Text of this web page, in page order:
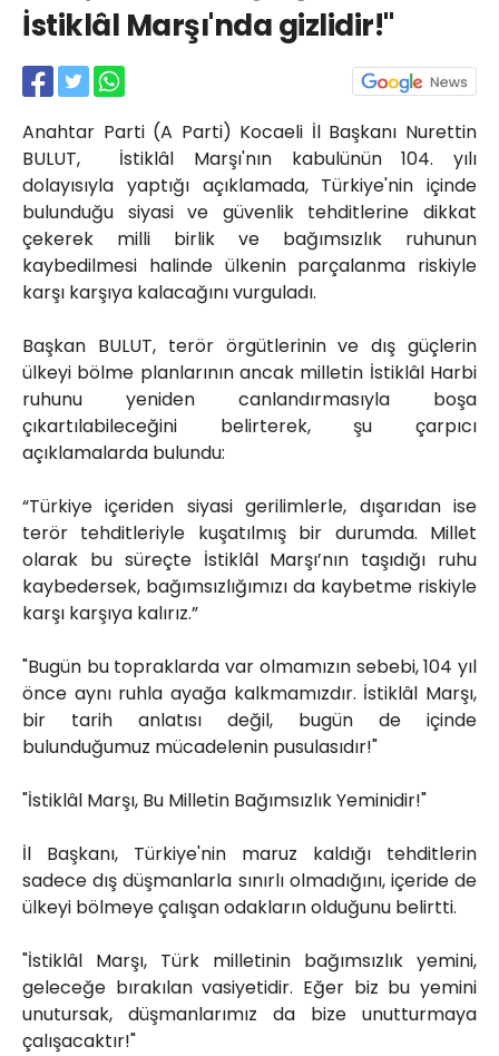
İstiklâl Marşı'nda gizlidir!"
Anahtar Parti (A Parti) Kocaeli İl Başkanı Nurettin
BULUT, İstiklâl Marşı'nın kabulünün 104. yılı
dolayısıyla yaptığı açıklamada, Türkiye'nin içinde
bulunduğu siyasi ve güvenlik tehditlerine dikkat
çekerek milli birlik ve bağımsızlık ruhunun
kaybedilmesi halinde ülkenin parçalanma riskiyle
karşı karşıya kalacağını vurguladı.
Başkan BULUT, terör örgütlerinin ve dış güçlerin
ülkeyi bölme planlarının ancak milletin İstiklâl Harbi
ruhunu yeniden canlandırmasıyla boşa
çıkartılabileceğini belirterek, şu çarpıcı
açıklamalarda bulundu:
“Türkiye içeriden siyasi gerilimlerle, dışarıdan ise
terör tehditleriyle kuşatılmış bir durumda. Millet
olarak bu süreçte İstiklâl Marşı’nın taşıdığı ruhu
kaybedersek, bağımsızlığımızı da kaybetme riskiyle
karşı karşıya kalırız.”
"Bugün bu topraklarda var olmamızın sebebi, 104 yıl
önce aynı ruhla ayağa kalkmamızdır. İstiklâl Marşı,
bir tarih anlatısı değil, bugün de içinde
bulunduğumuz mücadelenin pusulasıdır!"
"İstiklâl Marşı, Bu Milletin Bağımsızlık Yeminidir!"
İl Başkanı, Türkiye'nin maruz kaldığı tehditlerin
sadece dış düşmanlarla sınırlı olmadığını, içeride de
ülkeyi bölmeye çalışan odakların olduğunu belirtti.
"İstiklâl Marşı, Türk milletinin bağımsızlık yemini,
geleceğe bırakılan vasiyetidir. Eğer biz bu yemini
unutursak, düşmanlarımız da bize unutturmaya
çalışacaktır!"
Yahya Kaptan Mahallesi
Akkavaklar Caddesi No:17/4 İzmit-
kocaelisokak@gmail.com